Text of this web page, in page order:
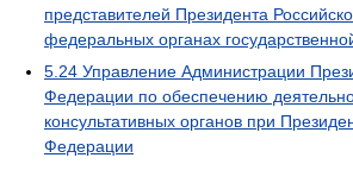
представителей Президента
федеральных органах
5.24 Управление Администрации
Федерации по обеспечению
консультативных органов при
Федерации